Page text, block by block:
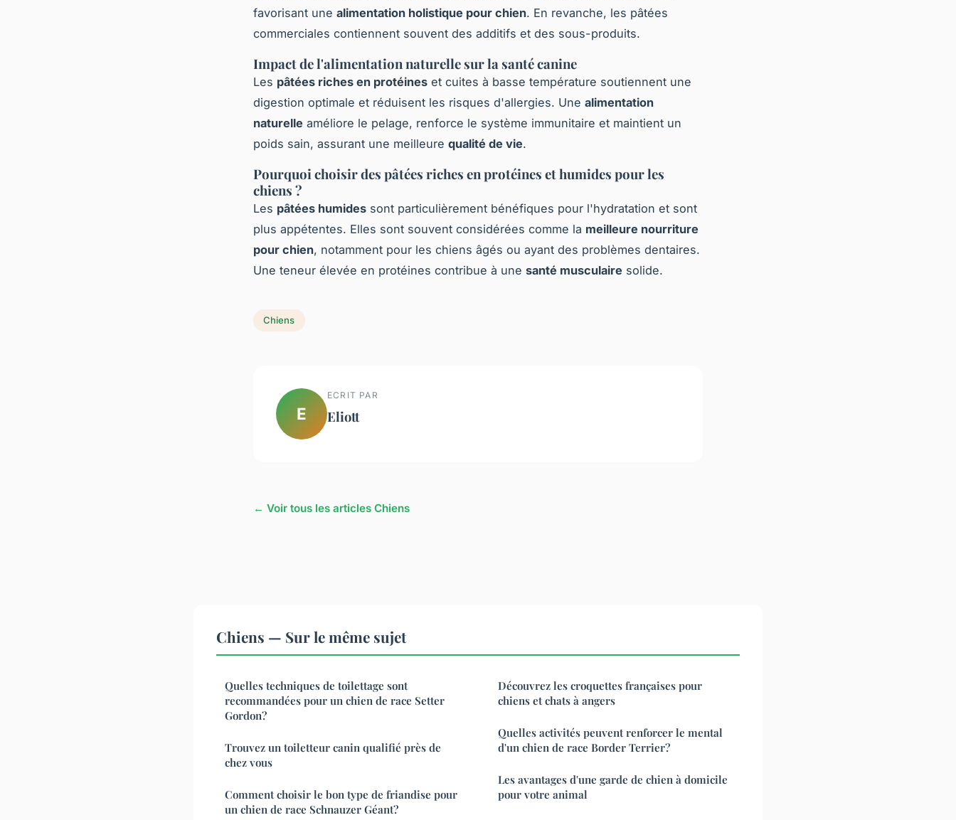
favorisant une alimentation holistique pour chien. En revanche, les pâtées
commerciales contiennent souvent des additifs et des sous-produits.
Impact de l'alimentation naturelle sur la santé canine
Les pâtées riches en protéines et cuites à basse température soutiennent une
digestion optimale et réduisent les risques d'allergies. Une alimentation
naturelle améliore le pelage, renforce le système immunitaire et maintient un
poids sain, assurant une meilleure qualité de vie.
Pourquoi choisir des pâtées riches en protéines et humides pour les
chiens ?
Les pâtées humides sont particulièrement bénéfiques pour l'hydratation et sont
plus appétentes. Elles sont souvent considérées comme la meilleure nourriture
pour chien, notamment pour les chiens âgés ou ayant des problèmes dentaires.
Une teneur élevée en protéines contribue à une santé musculaire solide.
Chiens
E
ECRIT PAR
Eliott
← Voir tous les articles Chiens
Chiens — Sur le même sujet
Quelles techniques de toilettage sont
recommandées pour un chien de race Setter
Gordon?
Trouvez un toiletteur canin qualifié près de
chez vous
Comment choisir le bon type de friandise pour
un chien de race Schnauzer Géant?
Découvrez les croquettes françaises pour
chiens et chats à angers
Quelles activités peuvent renforcer le mental
d'un chien de race Border Terrier?
Les avantages d'une garde de chien à domicile
pour votre animal